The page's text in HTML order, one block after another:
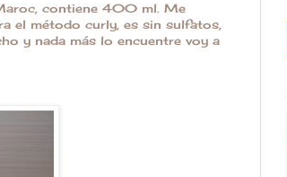
contiene 400 ml. Me
el método curly, es sin sulfatos,
y nada más lo encuentre voy a